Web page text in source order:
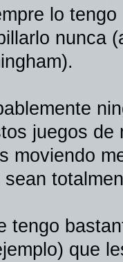
lo
nunca
juegos de
moviendo
sean
tengo
que